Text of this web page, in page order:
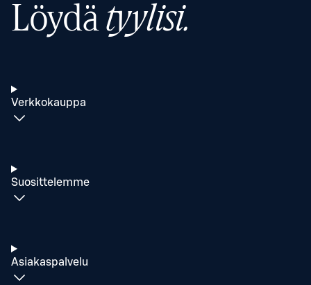
Löydätyylisi.
Verkkokauppa
Suosittelemme
Asiakaspalvelu